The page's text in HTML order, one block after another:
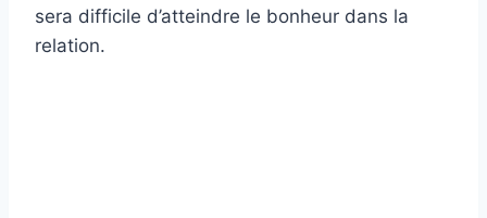
sera difficile d’atteindre le bonheur dans la
relation.